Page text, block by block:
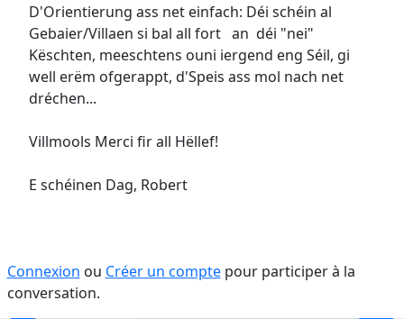
D'Orientierung ass net einfach: Déi schéin al
Gebaier/Villaen si bal all fort an déi "nei"
Këschten, meeschtens ouni iergend eng Séil, gi
well erëm ofgerappt, d'Speis ass mol nach net
dréchen...
Villmools Merci fir all Hëllef!
E schéinen Dag, Robert
Connexion ou Créer un comptepour participer à la
conversation.